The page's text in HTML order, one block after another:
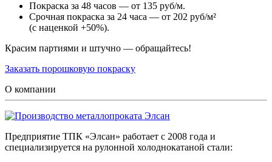
Покраска за 48 часов — от 135 руб/м.
Срочная покраска за 24 часа — от 202 руб/м²
(с наценкой +50%).
Красим партиями и штучно — обращайтесь!
Заказать порошковую покраску
О компании
Предприятие ТПК «Элсан» работает с 2008 года и
специализируется на рулонной холоднокатаной стали: